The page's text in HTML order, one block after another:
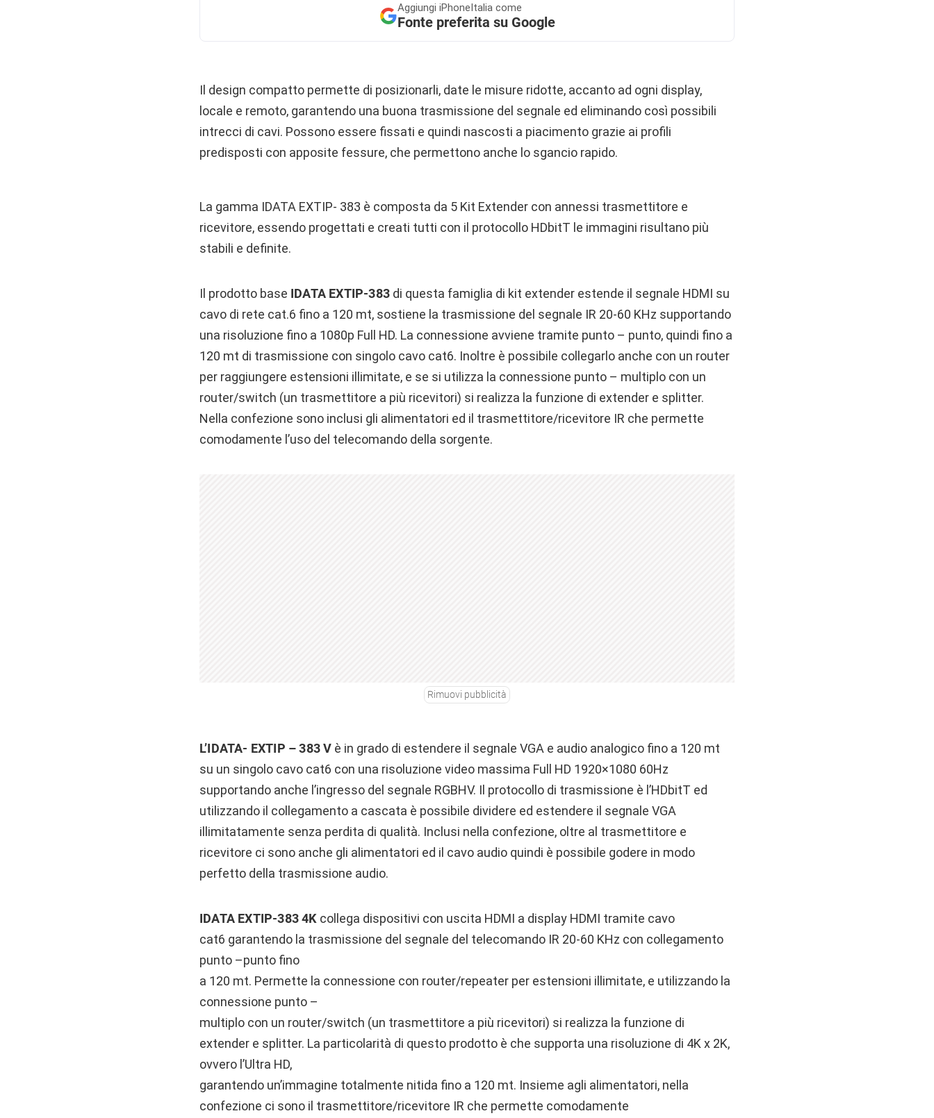
Aggiungi iPhoneItalia come
Fonte preferita su Google
Il design compatto permette di posizionarli, date le misure ridotte, accanto ad ogni display,
locale e remoto, garantendo una buona trasmissione del segnale ed eliminando così possibili
intrecci di cavi. Possono essere fissati e quindi nascosti a piacimento grazie ai profili
predisposti con apposite fessure, che permettono anche lo sgancio rapido.
La gamma IDATA EXTIP- 383 è composta da 5 Kit Extender con annessi trasmettitore e
ricevitore, essendo progettati e creati tutti con il protocollo HDbitT le immagini risultano più
stabili e definite.
Il prodotto base IDATA EXTIP-383 di questa famiglia di kit extender estende il segnale HDMI su
cavo di rete cat.6 fino a 120 mt, sostiene la trasmissione del segnale IR 20-60 KHz supportando
una risoluzione fino a 1080p Full HD. La connessione avviene tramite punto – punto, quindi fino a
120 mt di trasmissione con singolo cavo cat6. Inoltre è possibile collegarlo anche con un router
per raggiungere estensioni illimitate, e se si utilizza la connessione punto – multiplo con un
router/switch (un trasmettitore a più ricevitori) si realizza la funzione di extender e splitter.
Nella confezione sono inclusi gli alimentatori ed il trasmettitore/ricevitore IR che permette
comodamente l’uso del telecomando della sorgente.
Rimuovi pubblicità
L’IDATA- EXTIP – 383 V è in grado di estendere il segnale VGA e audio analogico fino a 120 mt
su un singolo cavo cat6 con una risoluzione video massima Full HD 1920×1080 60Hz
supportando anche l’ingresso del segnale RGBHV. Il protocollo di trasmissione è l’HDbitT ed
utilizzando il collegamento a cascata è possibile dividere ed estendere il segnale VGA
illimitatamente senza perdita di qualità. Inclusi nella confezione, oltre al trasmettitore e
ricevitore ci sono anche gli alimentatori ed il cavo audio quindi è possibile godere in modo
perfetto della trasmissione audio.
IDATA EXTIP-383 4K collega dispositivi con uscita HDMI a display HDMI tramite cavo
cat6 garantendo la trasmissione del segnale del telecomando IR 20-60 KHz con collegamento
punto –punto fino
a 120 mt. Permette la connessione con router/repeater per estensioni illimitate, e utilizzando la
connessione punto –
multiplo con un router/switch (un trasmettitore a più ricevitori) si realizza la funzione di
extender e splitter. La particolarità di questo prodotto è che supporta una risoluzione di 4K x 2K,
ovvero l’Ultra HD,
garantendo un’immagine totalmente nitida fino a 120 mt. Insieme agli alimentatori, nella
confezione ci sono il trasmettitore/ricevitore IR che permette comodamente